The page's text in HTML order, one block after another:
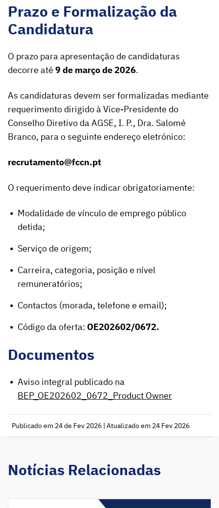
Prazo e Formalização da
Candidatura
O prazo para apresentação de candidaturas
decorre até 9 de março de 2026.
As candidaturas devem ser formalizadas mediante
requerimento dirigido à Vice-Presidente do
Conselho Diretivo da AGSE, I. P., Dra. Salomé
Branco, para o seguinte endereço eletrónico:
recrutamento@fccn.pt
O requerimento deve indicar obrigatoriamente:
Modalidade de vínculo de emprego público
detida;
Serviço de origem;
Carreira, categoria, posição e nível
remuneratórios;
Contactos (morada, telefone e email);
Código da oferta: OE202602/0672.
Documentos
Aviso integral publicado na
BEP_OE202602_0672_Product Owner
Publicado em 24 de Fev 2026 | Atualizado em 24 Fev 2026
Notícias Relacionadas